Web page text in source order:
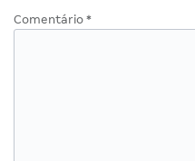
Comentário *